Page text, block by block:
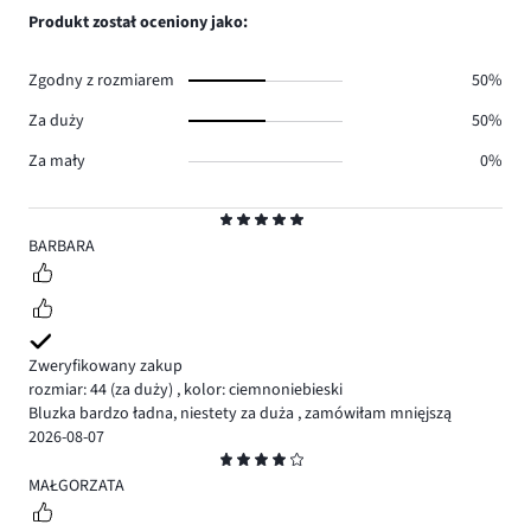
5
BARBARA
Zweryfikowany zakup
rozmiar: 44 (za duży) , kolor: ciemnoniebieski
Bluzka bardzo ładna, niestety za duża , zamówiłam mnięjszą
2026-08-07
4
MAŁGORZATA
Produkt został oceniony jako:
Zgodny z rozmiarem
50%
Za duży
50%
Za mały
0%